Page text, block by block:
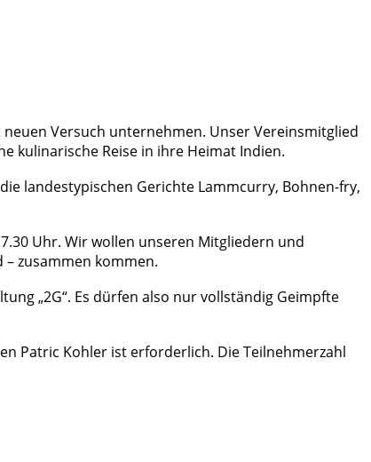
Versuch unternehmen. Unser Vereinsmitglied
kulinarische Reise in ihre Heimat Indien.
landestypischen Gerichte Lammcurry, Bohnen-fry,
Uhr. Wir wollen unseren Mitgliedern und
zusammen kommen.
„2G“. Es dürfen also nur vollständig Geimpfte
Patric Kohler ist erforderlich. Die Teilnehmerzahl